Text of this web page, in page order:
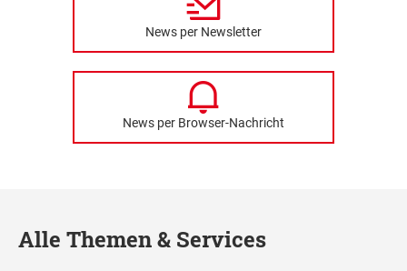
News per Newsletter
News per Browser-Nachricht
Alle Themen & Services